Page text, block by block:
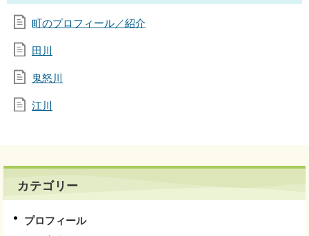
町のプロフィール／紹介
田川
鬼怒川
江川
カテゴリー
プロフィール